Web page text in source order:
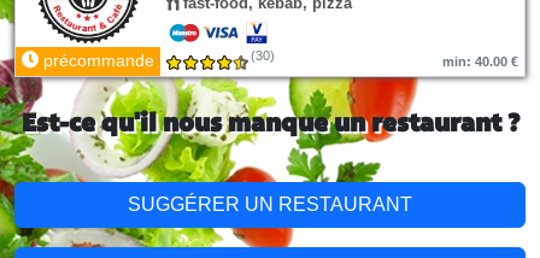
précommande (30) min: 40.00 €
Est-ce qu'il nous manque un restaurant ?
SUGGÉRER UN RESTAURANT